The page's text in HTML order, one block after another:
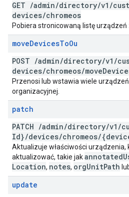
GET /admin/directory/v1 /
devices/chromeos
Pobiera stronicowaną listę urządzeń
moveDevicesToOu
POST /admin/directory/v1 /
devices/chromeos/move
Przenosi lub wstawia wiele
organizacyjnej.
patch
PATCH /admin/directory/v1 /
Id}/devices/chromeos/
Aktualizuje właściwości urządzenia,
aktualizować, takie jakannotated
Location, notes, orgUnitPath
update